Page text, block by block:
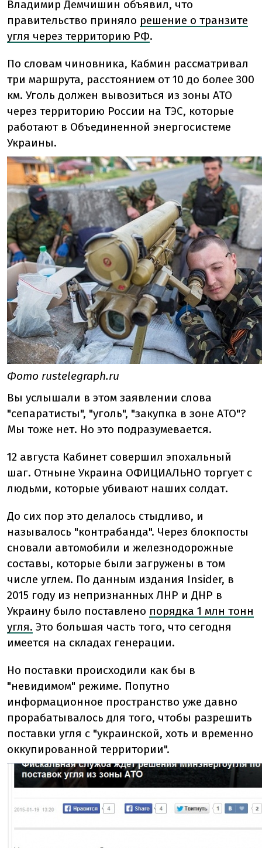
Владимир Демчишин объявил, что
правительство приняло решение о транзите
угля через территорию РФ.
По словам чиновника, Кабмин рассматривал
три маршрута, расстоянием от 10 до более 300
км. Уголь должен вывозиться из зоны АТО
через территорию России на ТЭС, которые
работают в Объединенной энергосистеме
Украины.
Фото rustelegraph.ru
Вы услышали в этом заявлении слова
"сепаратисты", "уголь", "закупка в зоне АТО"?
Мы тоже нет. Но это подразумевается.
12 августа Кабинет совершил эпохальный
шаг. Отныне Украина ОФИЦИАЛЬНО торгует с
людьми, которые убивают наших солдат.
До сих пор это делалось стыдливо, и
называлось "контрабанда". Через блокпосты
сновали автомобили и железнодорожные
составы, которые были загружены в том
числе углем. По данным издания Insider, в
2015 году из непризнанных ЛНР и ДНР в
Украину было поставлено порядка 1 млн тонн
угля. Это большая часть того, что сегодня
имеется на складах генерации.
Но поставки происходили как бы в
"невидимом" режиме. Попутно
информационное пространство уже давно
прорабатывалось для того, чтобы разрешить
поставки угля с "украинской, хоть и временно
оккупированной территории".